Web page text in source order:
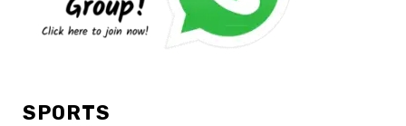
SPORTS